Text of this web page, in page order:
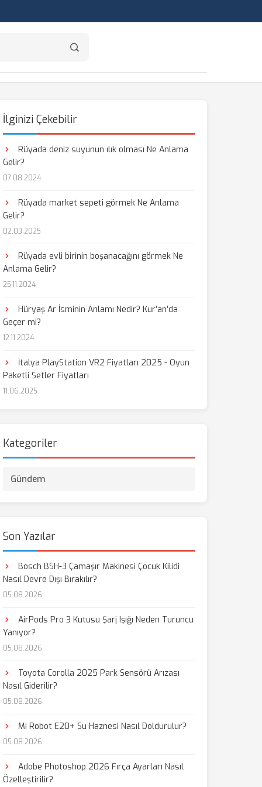
İlginizi Çekebilir
Rüyada deniz suyunun ılık olması Ne Anlama
Gelir?
07.08.2024
Rüyada market sepeti görmek Ne Anlama
Gelir?
02.03.2025
Rüyada evli birinin boşanacağını görmek Ne
Anlama Gelir?
25.11.2024
Hüryaş Ar İsminin Anlamı Nedir? Kur’an’da
Geçer mi?
12.11.2024
İtalya PlayStation VR2 Fiyatları 2025 - Oyun
Paketli Setler Fiyatları
11.06.2025
Kategoriler
Gündem
Son Yazılar
Bosch BSH-3 Çamaşır Makinesi Çocuk Kilidi
Nasıl Devre Dışı Bırakılır?
05.08.2026
AirPods Pro 3 Kutusu Şarj Işığı Neden Turuncu
Yanıyor?
05.08.2026
Toyota Corolla 2025 Park Sensörü Arızası
Nasıl Giderilir?
05.08.2026
Mi Robot E20+ Su Haznesi Nasıl Doldurulur?
05.08.2026
Adobe Photoshop 2026 Fırça Ayarları Nasıl
Özelleştirilir?